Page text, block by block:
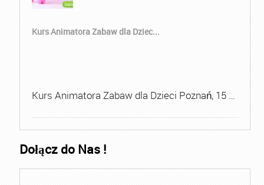
Kurs Animatora Zabaw dla Dziec...
Kurs Animatora Zabaw dla Dzieci Poznań, 15 …
Dołącz do Nas !